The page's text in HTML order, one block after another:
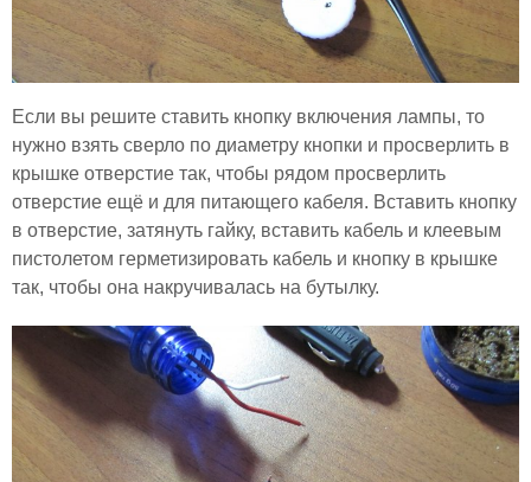
Если вы решите ставить кнопку включения лампы, то
нужно взять сверло по диаметру кнопки и просверлить в
крышке отверстие так, чтобы рядом просверлить
отверстие ещё и для питающего кабеля. Вставить кнопку
в отверстие, затянуть гайку, вставить кабель и клеевым
пистолетом герметизировать кабель и кнопку в крышке
так, чтобы она накручивалась на бутылку.